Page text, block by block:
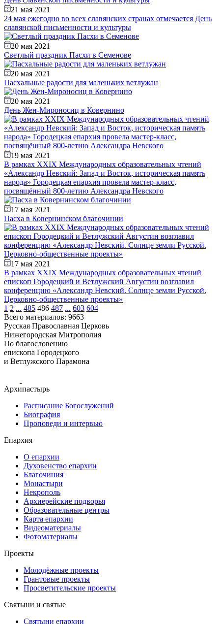
21 мая 2021
24 мая ежегодно во всех славянских странах отмечается День
славянской письменности и культуры
20 мая 2021
Светлый праздник Пасхи в Семенове
20 мая 2021
Пасхальные радости для маленьких ветлужан
20 мая 2021
День Жен-Мироносиц в Ковернино
19 мая 2021
В рамках XXIX Международных образовательных чтений
«Александр Невский: Запад и Восток, историческая память
народа» Городецкая епархия провела мастер-класс,
посвящённый 800-летию Александра Невского
17 мая 2021
Пасха в Ковернинском благочинии
17 мая 2021
В рамках XXIX Международных образовательных чтений
епископ Городецкий и Ветлужский Августин возглавил
конференцию «Александр Невский. Солнце земли Русской.
Церковно-общественные проекты»
1 2 ... 485 486 487 ... 603 604
Всего материалов: 9663
Русская Православная Церковь
Нижегородская Митрополия
По благословению
епископа Городецкого
и Ветлужского Парамона
Архипастырь
Расписание Богослужений
Биография
Проповеди и интервью
Епархия
О епархии
Духовенство епархии
Благочиния
Монастыри
Некрополь
Архиерейские подворья
Образовательные центры
Карта епархии
Видеоматериалы
Фотоматериалы
Проекты
Молодёжные проекты
Грантовые проекты
Просветительские проекты
Святыни и святые
Святыни епархии